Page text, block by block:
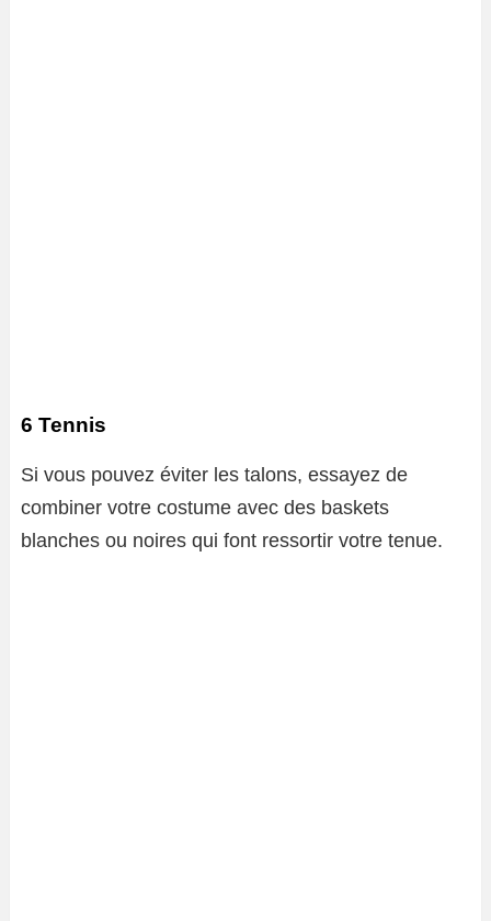
6 Tennis
Si vous pouvez éviter les talons, essayez de
combiner votre costume avec des baskets
blanches ou noires qui font ressortir votre tenue.